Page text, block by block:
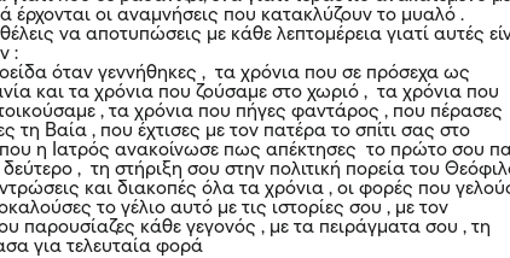
έρχονται οι αναμνήσεις που κατακλύζουν το μυαλό .
να αποτυπώσεις με κάθε λεπτομέρεια γιατί αυτές
:
όταν γεννήθηκες , τα χρόνια που σε πρόσεχα ως
και τα χρόνια που ζούσαμε στο χωριό , τα χρόνια που
, τα χρόνια που πήγες φαντάρος , που πέρασες
τη Βαία , που έχτισες με τον πατέρα το σπίτι σας στο
η Ιατρός ανακοίνωσε πως απέκτησες το πρώτο σου
, τη στήριξη σου στην πολιτική πορεία του
και διακοπές όλα τα χρόνια , οι φορές που
το γέλιο αυτό με τις ιστορίες σου , με τον
παρουσίαζες κάθε γεγονός , με τα πειράγματα σου , τη
για τελευταία φορά